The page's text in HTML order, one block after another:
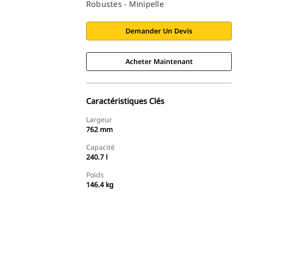
Robustes - Minipelle
Demander Un Devis
Acheter Maintenant
Caractéristiques Clés
Largeur
762 mm
Capacité
240.7 l
Poids
146.4 kg